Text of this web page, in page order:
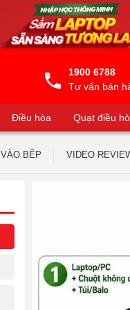
1900 6788
Tư vấn bán
Điều hòa Quạt điều
Máy lọc nước
VÀO BẾP VIDEO